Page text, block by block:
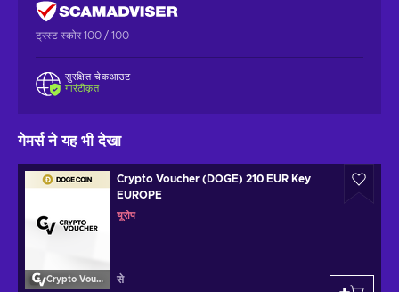
ट्रस्ट स्कोर 100 / 100
सुरक्षित चेकआउट
गारंटीकृत
गेमर्स ने यह भी देखा
Crypto Voucher
Crypto Voucher (DOGE) 210 EUR Key
EUROPE
यूरोप
से